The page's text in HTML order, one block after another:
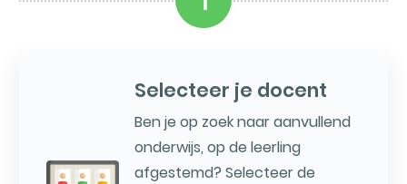
Selecteer je docent
Ben je op zoek naar aanvullend
onderwijs, op de leerling
afgestemd? Selecteer de